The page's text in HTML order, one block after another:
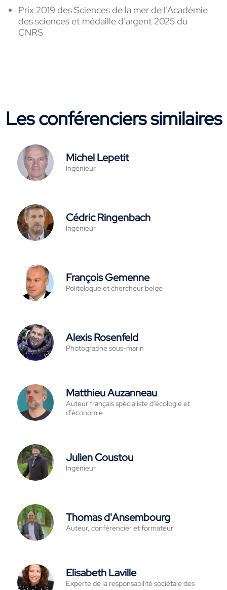
Prix 2019 des Sciences de la mer de l’Académie
des sciences et médaille d’argent 2025 du
CNRS
Les conférenciers similaires
Michel Lepetit
Ingénieur
Cédric Ringenbach
Ingénieur
François Gemenne
Politologue et chercheur belge
Alexis Rosenfeld
Photographe sous-marin
Matthieu Auzanneau
Auteur français spécialiste d'écologie et
d'économie
Julien Coustou
Ingénieur
Thomas d'Ansembourg
Auteur, conférencier et formateur
Elisabeth Laville
Experte de la responsabilité sociétale des